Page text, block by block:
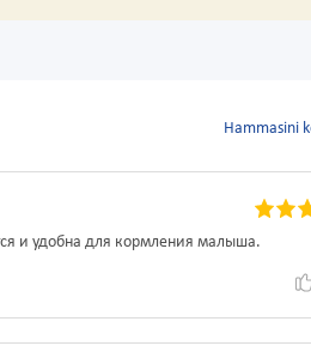
Hammasini
и удобна для кормления малыша.